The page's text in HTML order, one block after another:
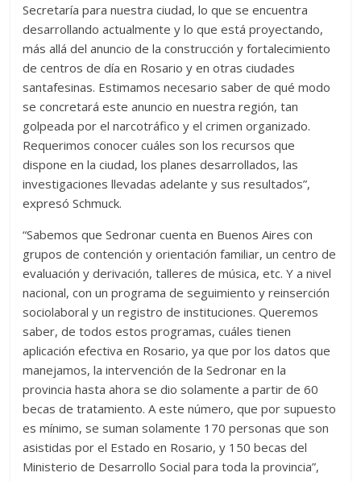
Secretaría para nuestra ciudad, lo que se encuentra
desarrollando actualmente y lo que está proyectando,
más allá del anuncio de la construcción y fortalecimiento
de centros de día en Rosario y en otras ciudades
santafesinas. Estimamos necesario saber de qué modo
se concretará este anuncio en nuestra región, tan
golpeada por el narcotráfico y el crimen organizado.
Requerimos conocer cuáles son los recursos que
dispone en la ciudad, los planes desarrollados, las
investigaciones llevadas adelante y sus resultados”,
expresó Schmuck.
“Sabemos que Sedronar cuenta en Buenos Aires con
grupos de contención y orientación familiar, un centro de
evaluación y derivación, talleres de música, etc. Y a nivel
nacional, con un programa de seguimiento y reinserción
sociolaboral y un registro de instituciones. Queremos
saber, de todos estos programas, cuáles tienen
aplicación efectiva en Rosario, ya que por los datos que
manejamos, la intervención de la Sedronar en la
provincia hasta ahora se dio solamente a partir de 60
becas de tratamiento. A este número, que por supuesto
es mínimo, se suman solamente 170 personas que son
asistidas por el Estado en Rosario, y 150 becas del
Ministerio de Desarrollo Social para toda la provincia”,